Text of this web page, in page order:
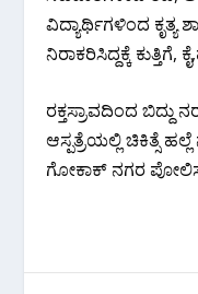
ವಿದ್ಯಾರ್ಥಿಗಳಿಂದ ಕೃತ್ಯ
ನಿರಾಕರಿಸಿದ್ದಕ್ಕೆ ಕುತ್ತಿಗೆ,
ರಕ್ತಸ್ರಾವದಿಂದ ಬಿದ್ದು
ಆಸ್ಪತ್ರೆಯಲ್ಲಿ ಚಿಕಿತ್ಸೆ
ಗೋಕಾಕ್ ನಗರ